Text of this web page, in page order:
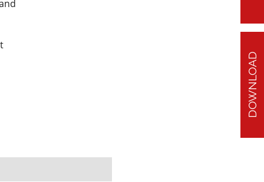
DOWNLOAD